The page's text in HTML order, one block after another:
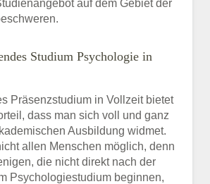
auf dem Gebiet der
Studium Psychologie in
Präsenzstudium in Vollzeit bietet
dass man sich voll und ganz
Ausbildung widmet.
allen Menschen möglich, denn
die nicht direkt nach der
Psychologiestudium beginnen,